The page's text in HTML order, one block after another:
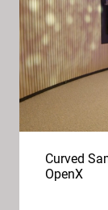
Curved
OpenX